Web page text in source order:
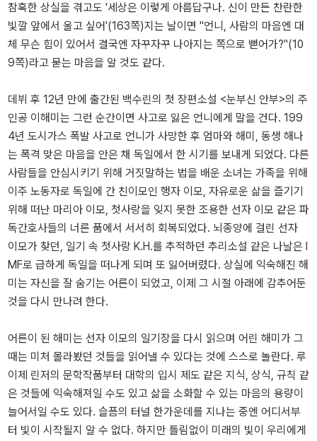
참혹한 상실을 겪고도 '세상은 이렇게 아름답구나. 신이 만든 찬란한
빛깔 앞에서 울고 싶어'(163쪽)지는 날이면 "언니, 사람의 마음엔 대
체 무슨 힘이 있어서 결국엔 자꾸자꾸 나아지는 쪽으로 뻗어가?"(10
9쪽)라고 묻는 마음을 알 것도 같다.
데뷔 후 12년 만에 출간된 백수린의 첫 장편소설 <눈부신 안부>의 주
인공 이해미는 그런 순간이면 사고로 잃은 언니에게 말을 건다. 199
4년 도시가스 폭발 사고로 언니가 사망한 후 엄마와 해미, 동생 해나
는 폭격 맞은 마음을 안은 채 독일에서 한 시기를 보내게 되었다. 다른
사람들을 안심시키기 위해 거짓말하는 법을 배운 소녀는 가족을 위해
이주 노동자로 독일에 간 친이모인 행자 이모, 자유로운 삶을 즐기기
위해 떠난 마리아 이모, 첫사랑을 잊지 못한 조용한 선자 이모 같은 파
독간호사들의 너른 품에서 서서히 회복되었다. 뇌종양에 걸린 선자
이모가 찾던, 일기 속 첫사랑 K.H.를 추적하던 추리소설 같은 나날은 I
MF로 급하게 독일을 떠나게 되며 또 잃어버렸다. 상실에 익숙해진 해
미는 자신을 잘 숨기는 어른이 되었고, 이제 그 시절 아래에 감추어둔
것을 다시 만나려 한다.
어른이 된 해미는 선자 이모의 일기장을 다시 읽으며 어린 해미가 그
때는 미처 몰라봤던 것들을 읽어낼 수 있다는 것에 스스로 놀란다. 루
이제 린저의 문학작품부터 대학의 입시 제도 같은 지식, 상식, 규칙 같
은 것들에 익숙해져일 수도 있고 삶을 소화할 수 있는 마음의 용량이
늘어서일 수도 있다. 슬픔의 터널 한가운데를 지나는 중엔 어디서부
터 빛이 시작될지 알 수 없다. 하지만 틀림없이 미래의 빛이 우리에게